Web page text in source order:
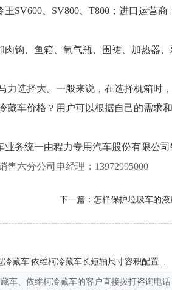
SV600、SV800、T800；进口运营商
钩、鱼箱、氧气瓶、围裙、加热器、
力选择大。一般来说，在选择机箱时
藏车价格？用户可以根据自己的需求和
务统一由程力专用汽车股份有限公司
售六分公司申经理：13972995000
下一篇： 怎样保护垃圾车的液
冷藏车|依维柯冷藏车长短轴尺寸容积配置...
车、依维柯冷藏车的客户直接拨打咨询电话